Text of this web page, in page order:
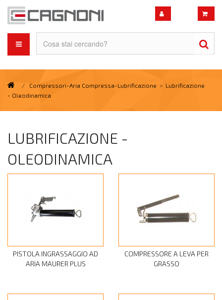
/ Compressori-Aria Compressa-Lubrificazione > Lubrificazione
- Oleodinamica
LUBRIFICAZIONE -
OLEODINAMICA
PISTOLA INGRASSAGGIO AD
ARIA MAURER PLUS
COMPRESSORE A LEVA PER
GRASSO